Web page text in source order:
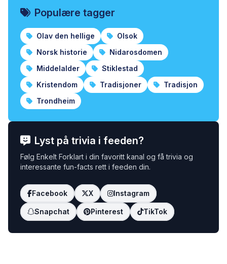
Populære tagger
Olav den hellige
Olsok
Norsk historie
Nidarosdomen
Middelalder
Stiklestad
Kristendom
Tradisjoner
Tradisjon
Trondheim
Lyst på trivia i feeden?
Følg Enkelt Forklart i din favoritt kanal og få trivia og
interessante fun-facts rett i feeden din.
Facebook X Instagram
Snapchat Pinterest TikTok